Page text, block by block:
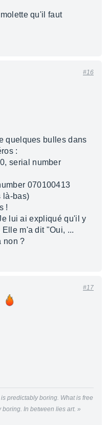
qu'il faut
#16
quelques bulles dans
:
serial number
070100413
là-bas)
!
lui ai expliqué qu'il y
m'a dit "Oui, ...
non ?
#17
predictably boring. What is free
In between lies art. »